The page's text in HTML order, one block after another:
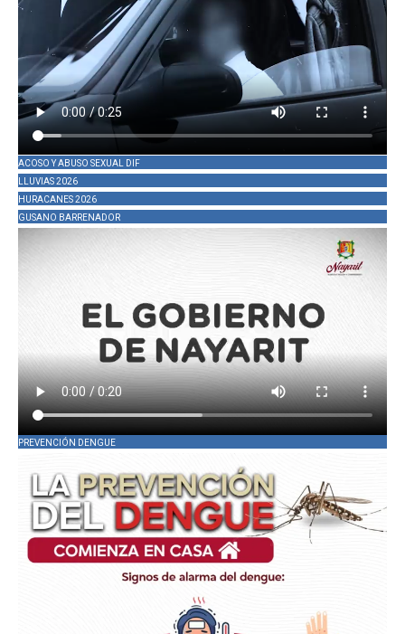
ACOSO Y ABUSO SEXUAL DIF
LLUVIAS 2026
HURACANES 2026
GUSANO BARRENADOR
PREVENCIÓN DENGUE